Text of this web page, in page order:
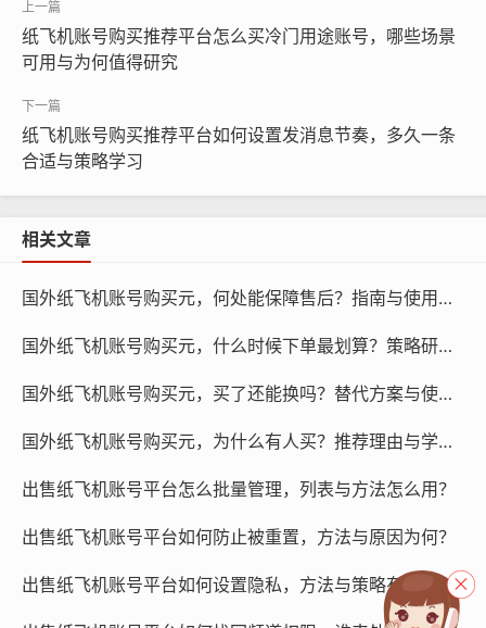
比是指套餐的价格与所提供的服务之间的比例，性价比越
高，套餐越值得购买，在比较套餐的性价比时,需要注意以
下几点：
套餐的价格：价格是影响套餐性价比的重要因素，在比较
套餐价格时，需要注意套餐的优惠活动，如打折、赠品
纸飞机账号购买, 在线购买tg账号, 电报聊天账号购买,wdd
纸飞机账号购买推荐平台怎么买冷门用途账号，哪些场景
可用与为何值得研究
纸飞机账号购买推荐平台如何设置发消息节奏，多久一条
合适与策略学习
相关文章
国外纸飞机账号购买元，何处能保障售后？指南与使用引导！
国外纸飞机账号购买元，什么时候下单最划算？策略研究与预测！
国外纸飞机账号购买元，买了还能换吗？替代方案与使用引导！
国外纸飞机账号购买元，为什么有人买？推荐理由与学习方法！
出售纸飞机账号平台怎么批量管理，列表与方法怎么用？
出售纸飞机账号平台如何防止被重置，方法与原因为何？
出售纸飞机账号平台如何设置隐私，方法与策略有哪些？